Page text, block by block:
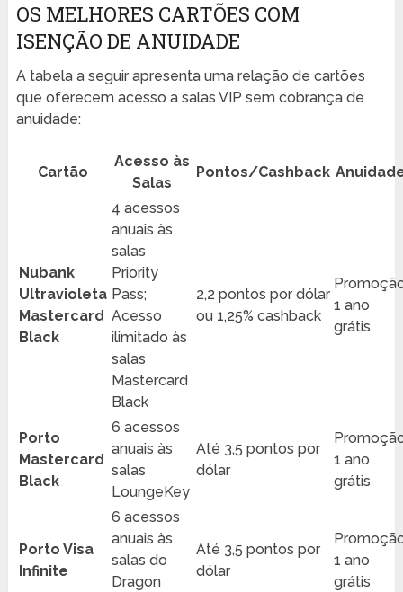
OS MELHORES CARTÕES COM
ISENÇÃO DE ANUIDADE
A tabela a seguir apresenta uma relação de cartões
que oferecem acesso a salas VIP sem cobrança de
anuidade:
Cartão
Acesso às
Salas
Pontos/Cashback
Nubank
Ultravioleta
Mastercard
Black
4 acessos
anuais às
salas
Priority
Pass;
Acesso
ilimitado às
salas
Mastercard
Black
2,2 pontos por dólar
ou 1,25% cashback
1 ano
grátis
Porto
Mastercard
Black
6 acessos
anuais às
salas
LoungeKey
Até 3,5 pontos por
dólar
1 ano
grátis
Porto Visa
Infinite
6 acessos
anuais às
salas do
Dragon
Até 3,5 pontos por
dólar
1 ano
grátis